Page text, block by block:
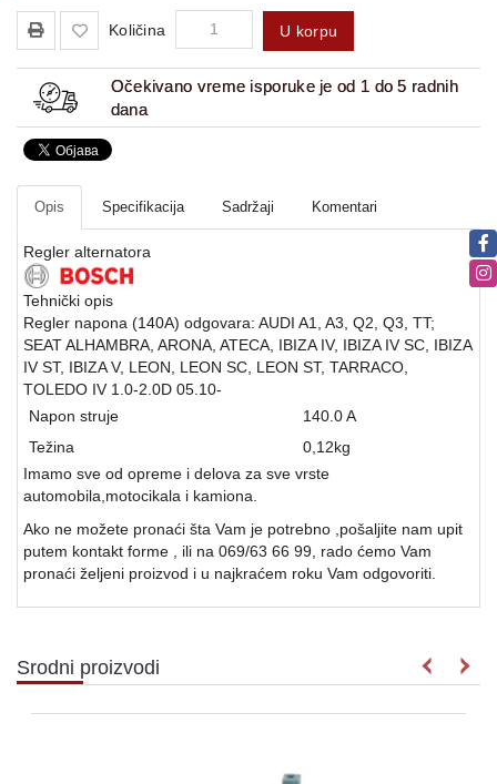
Količina U korpu
Očekivano vreme isporuke je od 1 do 5 radnih
dana
Opis Specifikacija Sadržaji Komentari
Regler alternatora
Tehnički opis
Regler napona (140A) odgovara: AUDI A1, A3, Q2, Q3, TT;
SEAT ALHAMBRA, ARONA, ATECA, IBIZA IV, IBIZA IV SC, IBIZA
IV ST, IBIZA V, LEON, LEON SC, LEON ST, TARRACO,
TOLEDO IV 1.0-2.0D 05.10-
Napon struje
140.0 A
Težina
0,12kg
Imamo sve od opreme i delova za sve vrste
automobila,motocikala i kamiona.
Ako ne možete pronaći šta Vam je potrebno ,pošaljite nam upit
putem kontakt forme , ili na 069/63 66 99, rado ćemo Vam
pronaći željeni proizvod i u najkraćem roku Vam odgovoriti.
Srodni proizvodi